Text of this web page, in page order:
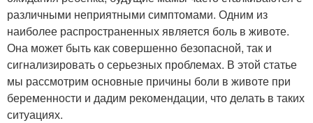
различными неприятными симптомами. Одним из
наиболее распространенных является боль в животе.
Она может быть как совершенно безопасной, так и
сигнализировать о серьезных проблемах. В этой статье
мы рассмотрим основные причины боли в животе при
беременности и дадим рекомендации, что делать в таких
ситуациях.